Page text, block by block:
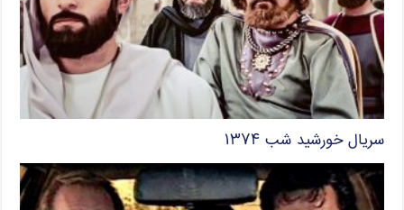
سریال خورشید شب ۱۳۷۴